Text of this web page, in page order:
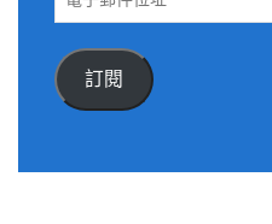
件
位
訂閱